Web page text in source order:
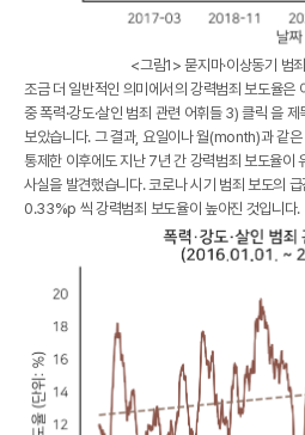
<그림1> 묻지마·이상동기 범
조금 더 일반적인 의미에서의 강력범죄 보도율은
중 폭력·강도·살인 범죄 관련 어휘들 3) 클릭 을 제
보았습니다. 그 결과, 요일이나 월(month)과 같
통제한 이후에도지난 7년 간 강력범죄 보도율이
사실을 발견했습니다. 코로나 시기 범죄 보도의
0.33%p 씩 강력범죄 보도율이 높아진 것입니다.